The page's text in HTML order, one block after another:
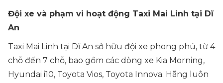
Đội xe và phạm vi hoạt động Taxi Mai Linh tại Dĩ
An
Taxi Mai Linh tại Dĩ An sở hữu đội xe phong phú, từ 4
chỗ đến 7 chỗ, bao gồm các dòng xe Kia Morning,
Hyundai i10, Toyota Vios, Toyota Innova. Hãng luôn